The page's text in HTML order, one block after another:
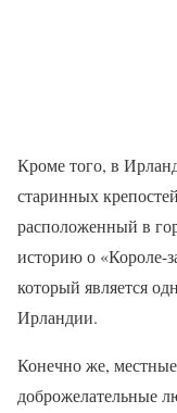
Кроме того, в
старинных
расположенный в
историю о «Короле-
который является
Ирландии.
Конечно же,
доброжелательные